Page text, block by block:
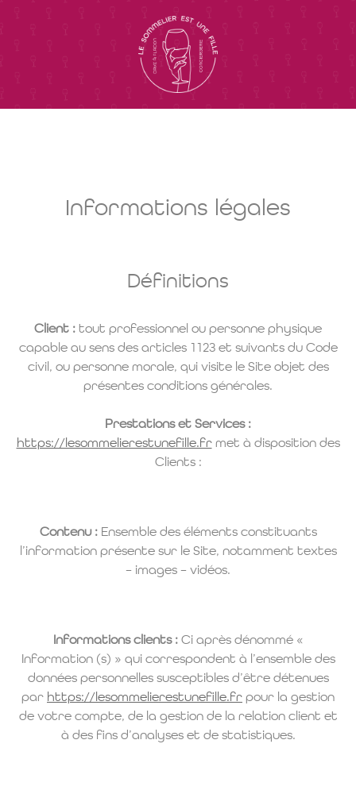
Informations légales
Définitions
Client : tout professionnel ou personne physique
capable au sens des articles 1123 et suivants du Code
civil, ou personne morale, qui visite le Site objet des
présentes conditions générales.
Prestations et Services :
https://lesommelierestunefille.frmet à disposition des
Clients :
Contenu :Ensemble des éléments constituants
l’information présente sur le Site, notamment textes
– images – vidéos.
Informations clients :Ci après dénommé «
Information (s) » qui correspondent à l’ensemble des
données personnelles susceptibles d’être détenues
par https://lesommelierestunefille.fr pour la gestion
de votre compte, de la gestion de la relation client et
à des fins d’analyses et de statistiques.